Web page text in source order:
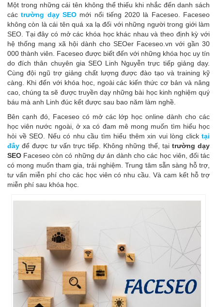
Một trong những cái tên không thể thiếu khi nhắc đến danh sách
cáctrường dạy SEOmới nổi tiếng 2020 là Faceseo. Faceseo
không còn là cái tên quá xa lạ đối với những người trong giới làm
SEO. Tại đây có mở các khóa học khác nhau và theo định kỳ với
hệ thống mạng xã hội dành cho SEOer Faceseo.vn với gần 30
000 thành viên. Faceseo được biết đến với những khóa học uy tín
do đích thân chuyên gia SEO Linh Nguyễn trực tiếp giảng dạy.
Cùng đội ngũ trợ giảng chất lượng được đào tạo và training kỹ
càng. Khi đến với khóa học, ngoài các kiến thức cơ bản và nâng
cao, chúng ta sẽ được truyền dạy những bài học kinh nghiệm quý
báu mà anh Linh đúc kết được sau bao năm làm nghề.
Bên cạnh đó, Faceseo có mở các lớp học online dành cho các
học viên nước ngoài, ở xa có đam mê mong muốn tìm hiểu học
hỏi về SEO. Nếu có nhu cầu tìm hiểu thêm xin vui lòng click tại
đây để được tư vấn trực tiếp. Không những thế, tại trường dạy
SEO Faceseo còn có những dự án dành cho các học viên, đối tác
có mong muốn tham gia, trải nghiệm. Trung tâm sẵn sàng hỗ trợ,
tư vấn miễn phí cho các học viên có nhu cầu. Và cam kết hỗ trợ
miễn phí sau khóa học.